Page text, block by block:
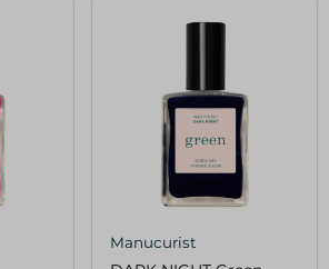
Manucurist